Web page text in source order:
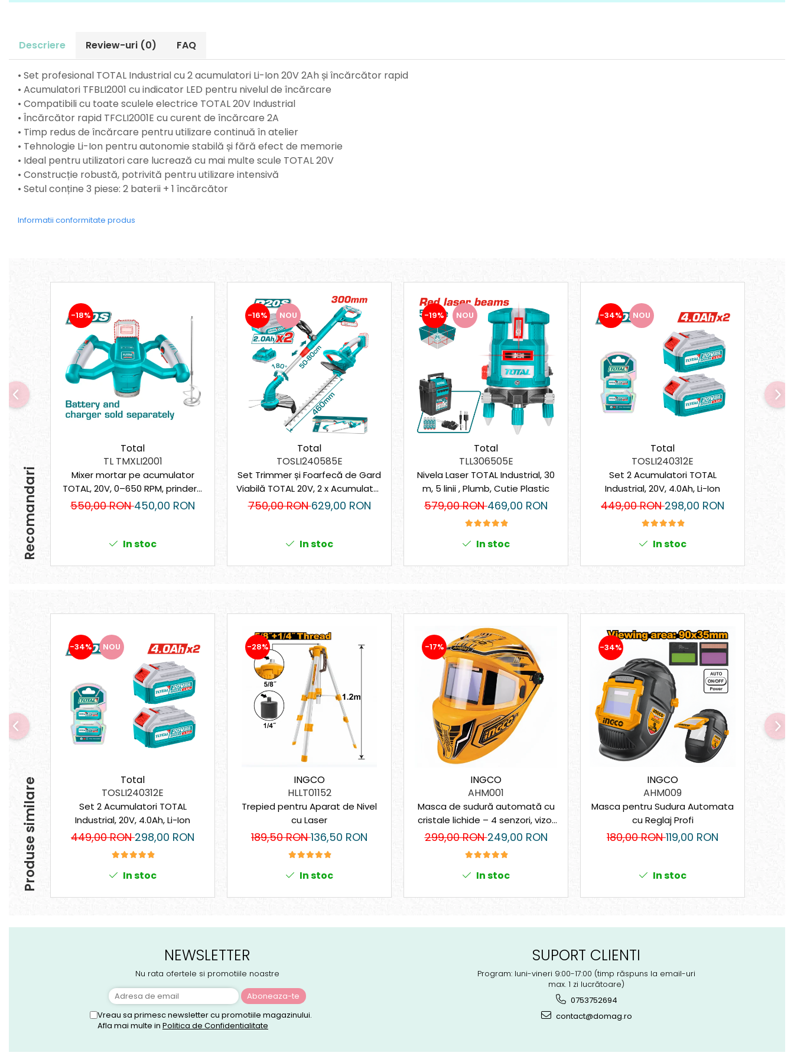
Presostate/Regulatoare de
presiune
Prelate și Folii de Protecție
Prelungitoare
Rindele electrice
Accesorii rindele
Scule electrice
Accesorii pentru polizor
Accesorii scule electrice
Fierastrau sabie
Motoare electrice
Seturi aparate electrice
Unelte multifuncționale
Vibratoare pentru beton
Scule manuale
Aparate de Tăiat Gresie
Briceag multifuncțional
Menghine
Scule pentru Gresie și Sticlă
Scule pentru grădină
Suflantă frunze
Suporturi laptop
Tirbușoane și deschizătoare de
sticle
Trusă tubulare
Unelte pentru altoit
Unelte pentru grădină
Motoforeze și Burghie de Pământ
Descriere Review-uri (0) FAQ
• Set profesional TOTAL Industrial cu 2 acumulatori Li-Ion 20V 2Ah și încărcător rapid
• Acumulatori TFBLI2001 cu indicator LED pentru nivelul de încărcare
• Compatibili cu toate sculele electrice TOTAL 20V Industrial
• Încărcător rapid TFCLI2001E cu curent de încărcare 2A
• Timp redus de încărcare pentru utilizare continuă în atelier
• Tehnologie Li-Ion pentru autonomie stabilă și fără efect de memorie
• Ideal pentru utilizatori care lucrează cu mai multe scule TOTAL 20V
• Construcție robustă, potrivită pentru utilizare intensivă
• Setul conține 3 piese: 2 baterii + 1 încărcător
Informatii conformitate produs
Recomandari
-18%
Total
TL TMXLI2001
Mixer mortar pe acumulator
TOTAL, 20V, 0–650 RPM, prindere
M14, fără baterie
550,00 RON450,00 RON
In stoc
-16% NOU
Total
TOSLI240585E
Set Trimmer și Foarfecă de Gard
Viabilă TOTAL 20V, 2 x Acumulator
2Ah + Încărcător
750,00 RON629,00 RON
In stoc
-19% NOU
Total
TLL306505E
Nivela Laser TOTAL Industrial, 30
m, 5 linii , Plumb, Cutie Plastic
579,00 RON469,00 RON
In stoc
-34% NOU
Total
TOSLI240312E
Set 2 Acumulatori TOTAL
Industrial, 20V, 4.0Ah, Li-Ion
449,00 RON298,00 RON
In stoc
-
Produse similare
-34% NOU
Total
TOSLI240312E
Set 2 Acumulatori TOTAL
Industrial, 20V, 4.0Ah, Li-Ion
449,00 RON298,00 RON
In stoc
-28%
INGCO
HLLT01152
Trepied pentru Aparat de Nivel
cu Laser
189,50 RON136,50 RON
In stoc
-17%
INGCO
AHM001
Masca de sudură automată cu
cristale lichide – 4 senzori, vizor
XL, protecție DIN 16
299,00 RON249,00 RON
In stoc
-34%
INGCO
AHM009
Masca pentru Sudura Automata
cu Reglaj Profi
180,00 RON119,00 RON
In stoc
-
NEWSLETTER
Nu rata ofertele si promotiile noastre
Vreau sa primesc newsletter cu promotiile magazinului.
Afla mai multe in Politica de Confidentialitate
SUPORT CLIENTI
Program: luni-vineri 9:00-17:00 (timp răspuns la email-uri
max. 1 zi lucrătoare)
0753752694
contact@domag.ro